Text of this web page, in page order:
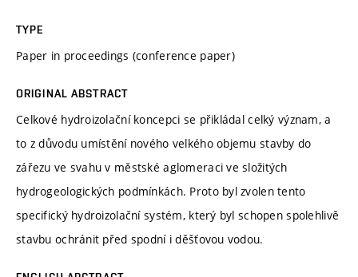
TYPE
Paper in proceedings (conference paper)
ORIGINAL ABSTRACT
Celkové hydroizolační koncepci se přikládal celký význam, a
to z důvodu umístění nového velkého objemu stavby do
zářezu ve svahu v městské aglomeraci ve složitých
hydrogeologických podmínkách. Proto byl zvolen tento
specifický hydroizolační systém, který byl schopen spolehlivě
stavbu ochránit před spodní i děšťovou vodou.